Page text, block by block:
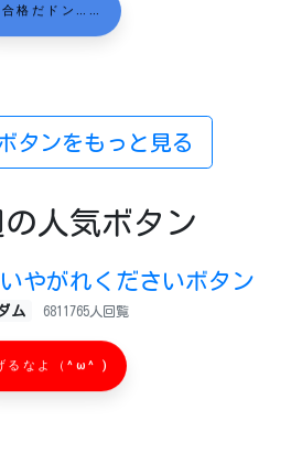
合格だドン……
タンをもっと見る
人気ボタン
やがれくださいボタン
ム 6811765人回覧
るなよ（^ω^ )